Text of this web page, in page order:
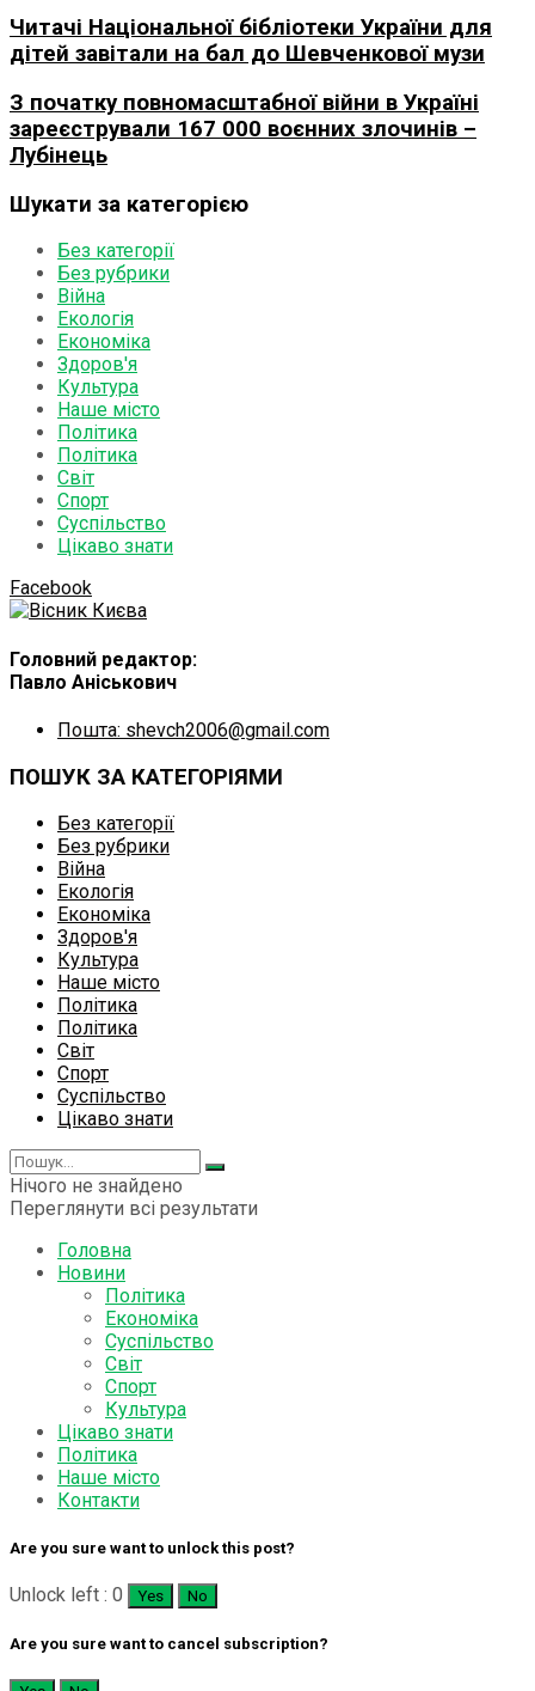
Читачі Національної бібліотеки України для
дітей завітали на бал до Шевченкової музи
З початку повномасштабної війни в Україні
зареєстрували 167 000 воєнних злочинів –
Лубінець
Шукати за категорією
Без категорії
Без рубрики
Війна
Екологія
Економіка
Здоров'я
Культура
Наше місто
Політика
Політика
Світ
Спорт
Суспільство
Цікаво знати
Facebook
Головний редактор:
Павло Аніськович
Пошта: shevch2006@gmail.com
ПОШУК ЗА КАТЕГОРІЯМИ
Без категорії
Без рубрики
Війна
Екологія
Економіка
Здоров'я
Культура
Наше місто
Політика
Політика
Світ
Спорт
Суспільство
Цікаво знати
Нічого не знайдено
Переглянути всі результати
Головна
Новини
Політика
Економіка
Суспільство
Світ
Спорт
Культура
Цікаво знати
Політика
Наше місто
Контакти
Are you sure want to unlock this post?
Unlock left : 0 Yes No
Are you sure want to cancel subscription?